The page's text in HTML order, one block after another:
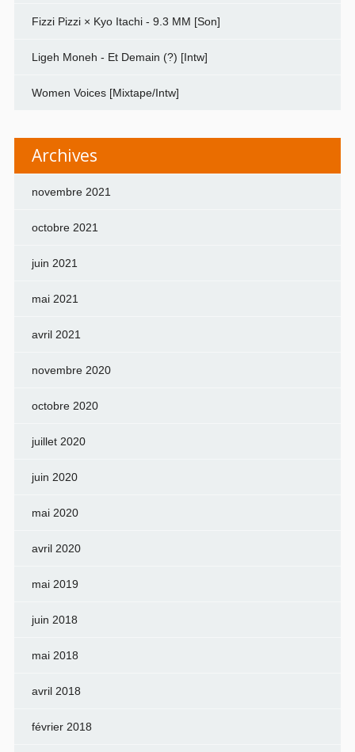
Fizzi Pizzi × Kyo Itachi - 9.3 MM [Son]
Ligeh Moneh - Et Demain (?) [Intw]
Women Voices [Mixtape/Intw]
Archives
novembre 2021
octobre 2021
juin 2021
mai 2021
avril 2021
novembre 2020
octobre 2020
juillet 2020
juin 2020
mai 2020
avril 2020
mai 2019
juin 2018
mai 2018
avril 2018
février 2018